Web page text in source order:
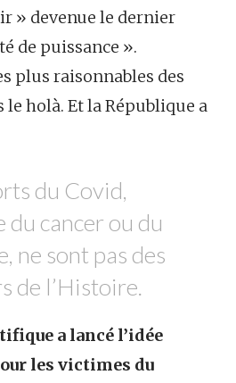
» devenue le dernier
de puissance ».
plus raisonnables des
holà. Et la République a
du Covid,
du cancer ou du
ne sont pas des
de l’Histoire.
a lancé l’idée
les victimes du